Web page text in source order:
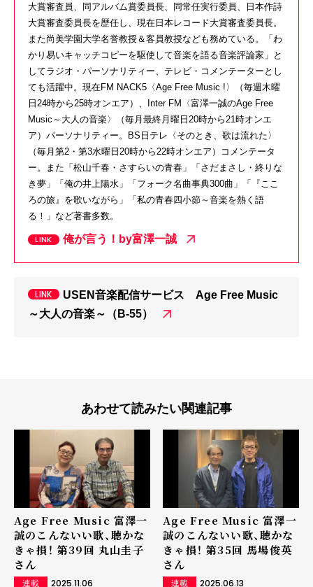
大賞審査員、同アルバム賞委員長、同常任実行委員、日本作詩
大賞審査委員長を歴任し、現在日本レコード大賞審査委員長。
また尚美学園大学名誉教授＆客員教授なども務めている。「わ
かり易いキャッチコピーを駆使して音楽を語る音楽評論家」と
してラジオ・パーソナリティー、テレビ・コメンテーターとし
ても活躍中。現在FM NACK5〈Age Free Music !〉（毎週木曜
日24時から25時オンエア）、Inter FM〈富澤一誠のAge Free
Music～大人の音楽〉（毎月最終月曜日20時から21時オンエ
ア）パーソナリティー。BS日テレ〈そのとき、歌は流れた〉
（毎月第2・第3水曜日20時から22時オンエア）コメンテータ
ー。また「松山千春・さすらいの青春」「さだまさし・終りな
き夢」「俺の井上陽水」「フォーク名曲事典300曲」「『ここ
ろの旅』を歌いながら」「私の青春四小節～音楽を熱く語
る！」など著書多数。
俺が言う！by富澤一誠
USEN音楽配信サービス Age Free Music
～大人の音楽～（B-55）
あわせて読みたい関連記事
Age Free Music 富澤一
誠のこんないい歌、聴かな
きゃ損！ 第39回 丸山圭子
さん
連載 2025.11.06
Age Free Music 富澤一
誠のこんないい歌、聴かな
きゃ損！ 第35回 馬場俊英
さん
連載 2025.06.13